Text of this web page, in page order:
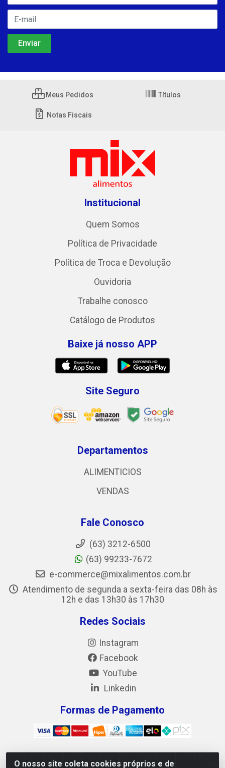
O nosso site coleta cookies próprios e de
Meus Pedidos Títulos
Notas Fiscais
Institucional
Quem Somos
Política de Privacidade
Política de Troca e Devolução
Ouvidoria
Trabalhe conosco
Catálogo de Produtos
Baixe já nosso APP
Site Seguro
Departamentos
ALIMENTICIOS
VENDAS
Fale Conosco
(63) 3212-6500
(63) 99233-7672
e-commerce@mixalimentos.com.br
Atendimento de segunda a sexta-feira das 08h às
12h e das 13h30 às 17h30
Redes Sociais
Instagram
Facebook
YouTube
Linkedin
Formas de Pagamento